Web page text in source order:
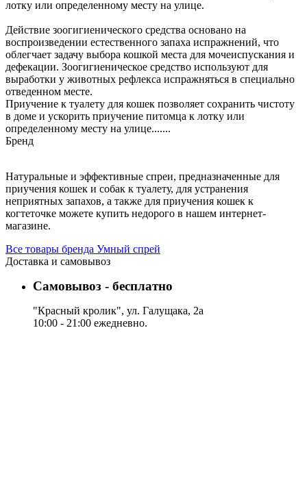
лотку или определенному месту на улице.
Действие зоогигиенического средства основано на
воспроизведении естественного запаха испражнений, что
облегчает задачу выбора кошкой места для мочеиспускания и
дефекации. Зоогигиеническое средство используют для
выработки у животных рефлекса испражняться в специально
отведенном месте.
Приучение к туалету для кошек позволяет сохранить чистоту
в доме и ускорить приучение питомца к лотку или
определенному месту на улице.......
Бренд
Натуральные и эффективные спреи, предназначенные для
приучения кошек и собак к туалету, для устранения
неприятных запахов, а также для приучения кошек к
когтеточке можете купить недорого в нашем интернет-
магазине.
Все товары бренда Умный спрей
Доставка и самовывоз
Самовывоз - бесплатно
"Красный кролик", ул. Галущака, 2а
10:00 - 21:00 ежедневно.